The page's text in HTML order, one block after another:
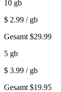
10 gb
$ 2.99 / gb
Gesamt $29.99
5 gb
$ 3.99 / gb
Gesamt $19.95